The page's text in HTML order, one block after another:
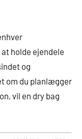
holde ejendele
og
om du planlægger
vil en dry bag